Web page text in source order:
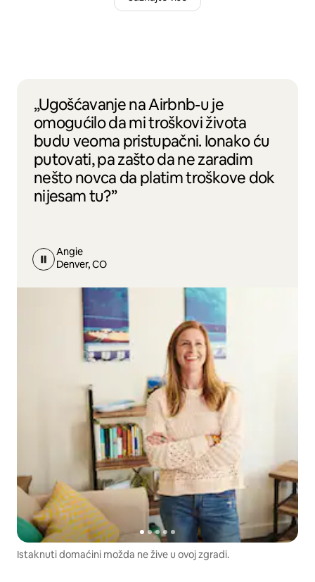
„Ugošćavanje na Airbnb-u je
omogućilo da mi troškovi života
budu veoma pristupačni. Ionako ću
putovati, pa zašto da ne zaradim
nešto novca da platim troškove dok
nijesam tu?”
Angie
Denver, CO
Istaknuti domaćini možda ne žive u ovoj zgradi.